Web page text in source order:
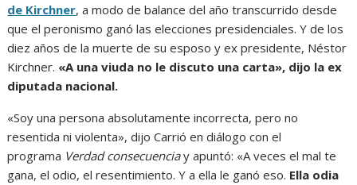
de Kirchner, a modo de balance del año transcurrido desde
que el peronismo ganó las elecciones presidenciales. Y de los
diez años de la muerte de su esposo y ex presidente, Néstor
Kirchner. «A una viuda no le discuto una carta», dijo la ex
diputada nacional.
«Soy una persona absolutamente incorrecta, pero no
resentida ni violenta», dijo Carrió en diálogo con el
programa Verdad consecuenciay apuntó: «A veces el mal te
gana, el odio, el resentimiento. Y a ella le ganó eso. Ella odia